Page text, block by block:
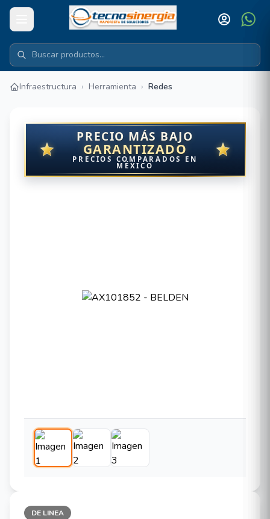
Infraestructura › Herramienta › Redes
PRECIO MÁS BAJO
GARANTIZADO
PRECIOS COMPARADOS EN
MÉXICO
DE LINEA